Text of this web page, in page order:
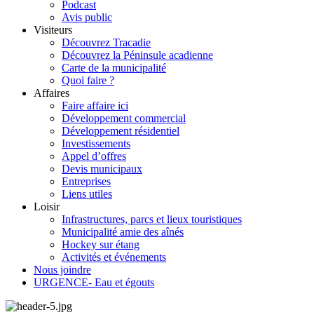
Podcast
Avis public
Visiteurs
Découvrez Tracadie
Découvrez la Péninsule acadienne
Carte de la municipalité
Quoi faire ?
Affaires
Faire affaire ici
Développement commercial
Développement résidentiel
Investissements
Appel d’offres
Devis municipaux
Entreprises
Liens utiles
Loisir
Infrastructures, parcs et lieux touristiques
Municipalité amie des aînés
Hockey sur étang
Activités et événements
Nous joindre
URGENCE- Eau et égouts